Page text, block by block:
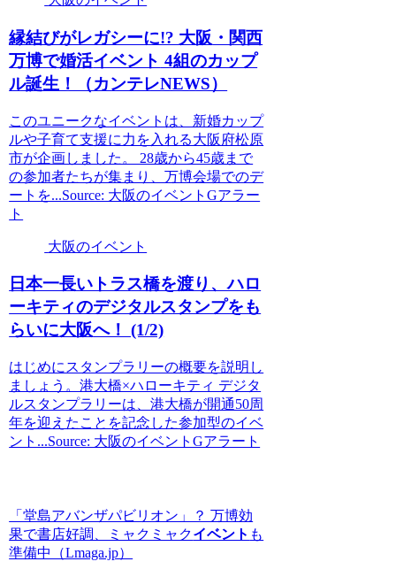
縁結びがレガシーに!? 大阪 ・関西
万博で婚活イベント 4組のカップ
ル誕生！（カンテレNEWS）
このユニークなイベントは、新婚カップ
ルや子育て支援に力を入れる大阪府松原
市が企画しました。 28歳から45歳まで
の参加者たちが集まり、万博会場でのデ
ートを...Source: 大阪のイベントGアラー
ト
大阪のイベント
日本一長いトラス橋を渡り、ハロ
ーキティのデジタルスタンプをも
らいに大阪へ！ (1/2)
はじめにスタンプラリーの概要を説明し
ましょう。港大橋×ハローキティ デジタ
ルスタンプラリーは、港大橋が開通50周
年を迎えたことを記念した参加型のイベ
ント...Source: 大阪のイベントGアラート
「堂島アバンザパビリオン」？ 万博効
果で書店好調、ミャクミャクイベント も
準備中（Lmaga.jp）